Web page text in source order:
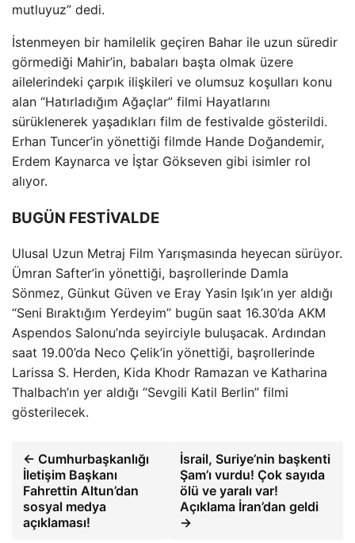
mutluyuz” dedi.
İstenmeyen bir hamilelik geçiren Bahar ile uzun süredir
görmediği Mahir’in, babaları başta olmak üzere
ailelerindeki çarpık ilişkileri ve olumsuz koşulları konu
alan “Hatırladığım Ağaçlar” filmi Hayatlarını
sürüklenerek yaşadıkları film de festivalde gösterildi.
Erhan Tuncer’in yönettiği filmde Hande Doğandemir,
Erdem Kaynarca ve İştar Gökseven gibi isimler rol
alıyor.
BUGÜN FESTİVALDE
Ulusal Uzun Metraj Film Yarışmasında heyecan sürüyor.
Ümran Safter’in yönettiği, başrollerinde Damla
Sönmez, Günkut Güven ve Eray Yasin Işık’ın yer aldığı
“Seni Bıraktığım Yerdeyim” bugün saat 16.30’da AKM
Aspendos Salonu’nda seyirciyle buluşacak. Ardından
saat 19.00’da Neco Çelik’in yönettiği, başrollerinde
Larissa S. Herden, Kida Khodr Ramazan ve Katharina
Thalbach’ın yer aldığı “Sevgili Katil Berlin” filmi
gösterilecek.
← Cumhurbaşkanlığı
İletişim Başkanı
Fahrettin Altun’dan
sosyal medya
açıklaması!
İsrail, Suriye’nin başkenti
Şam’ı vurdu! Çok sayıda
ölü ve yaralı var!
Açıklama İran’dan geldi
→